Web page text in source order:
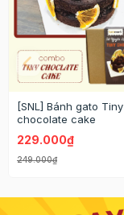
[SNL] Bánh gato Tiny
chocolate cake
229.000₫
249.000₫